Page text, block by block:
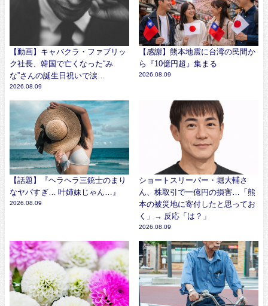
【動画】キャバクラ・ファブリッ
ク社長、韓国で亡くなった“み
な”さんの誕生日祝いで涙…
2026.08.09
【感謝】熊本地震に台湾の民間か
ら『10億円超』集まる
2026.08.09
【話題】『ヘラヘラ三銃士のまり
なヤバすぎ… 叶姉妹じゃん…』
2026.08.09
ショートスリーパー・堀大輔さ
ん、株取引で一億円の損害…「熊
本の被災地に寄付したと思ってお
く」→ 反応「は？」
2026.08.09